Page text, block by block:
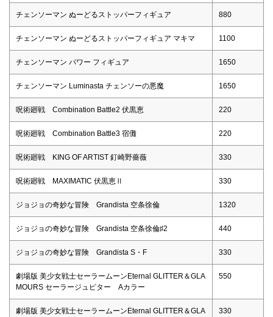
チェンソーマン ぬーどるストッパーフィギュア 880
チェンソーマン ぬーどるストッパーフィギュア マキマ 1100
チェンソーマン パワー フィギュア 1650
チェンソーマン Luminasta チェンソーの悪魔 1650
呪術廻戦 Combination Battle2 伏黒恵 220
呪術廻戦 Combination Battle3 宿儺 220
呪術廻戦 KING OF ARTIST 釘崎野薔薇 330
呪術廻戦 MAXIMATIC 伏黒恵Ⅱ 330
ジョジョの奇妙な冒険 Grandista 空条徐倫 1320
ジョジョの奇妙な冒険 Grandista 空条徐倫♯2 440
ジョジョの奇妙な冒険 Grandista S・F 330
劇場版 美少女戦士セーラームーンEternal GLITTER＆GLA
MOURS セーラージュピター Aカラー
550
劇場版 美少女戦士セーラームーンEternal GLITTER＆GLA
330